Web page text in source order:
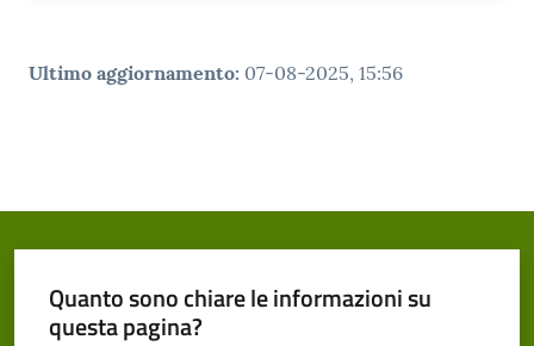
Ultimo aggiornamento: 07-08-2025, 15:56
Quanto sono chiare le informazioni su
questa pagina?